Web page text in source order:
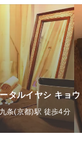
タルイヤシ キョ
条(京都)駅 徒歩4分